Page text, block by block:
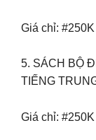
Giá chỉ: #250K
5. SÁCH BỘ
TIẾNG
Giá chỉ: #250K